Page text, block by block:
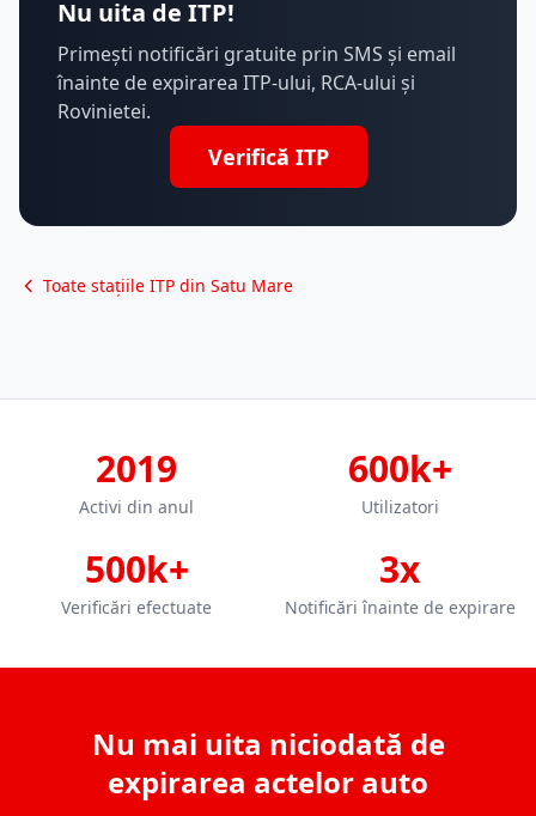
Nu uita de ITP!
Primești notificări gratuite prin SMS și email
înainte de expirarea ITP-ului, RCA-ului și
Rovinietei.
Verifică ITP
Toate stațiile ITP din Satu Mare
2019
Activi din anul
600k+
Utilizatori
500k+
Verificări efectuate
3x
Notificări înainte de expirare
Nu mai uita niciodată de
expirarea actelor auto